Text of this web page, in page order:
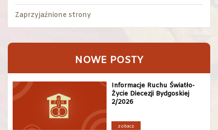
Zaprzyjaźnione strony
NOWE POSTY
Informacje Ruchu Światło-
Życie Diecezji Bydgoskiej
2/2026
zobacz